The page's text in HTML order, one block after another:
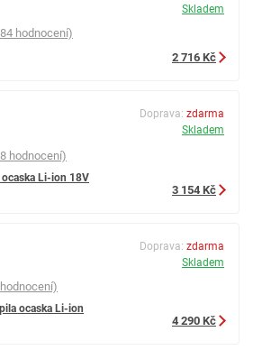
hodnocení)
Skladem
2 716 Kč
hodnocení)
Li-ion 18V
Doprava: zdarma
Skladem
3 154 Kč
ocaska Li-ion
Doprava: zdarma
Skladem
4 290 Kč